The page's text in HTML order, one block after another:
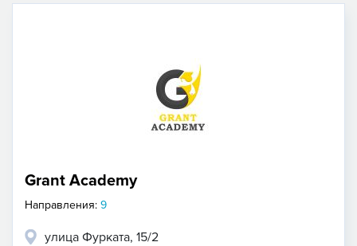
Grant Academy
Направления: 9
улица Фурката, 15/2